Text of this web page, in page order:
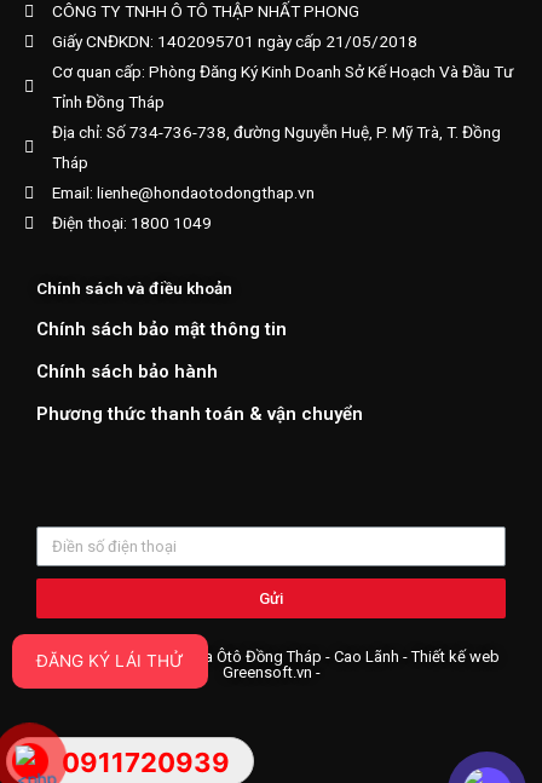
0911720939
CÔNG TY TNHH Ô TÔ THẬP NHẤT PHONG
Giấy CNĐKDN: 1402095701 ngày cấp 21/05/2018
Cơ quan cấp: Phòng Đăng Ký Kinh Doanh Sở Kế Hoạch Và Đầu Tư
Tỉnh Đồng Tháp
Địa chỉ: Số 734-736-738, đường Nguyễn Huệ, P. Mỹ Trà, T. Đồng
Tháp
Email: lienhe@hondaotodongthap.vn
Điện thoại: 1800 1049
Chính sách và điều khoản
Chính sách bảo mật thông tin
Chính sách bảo hành
Phương thức thanh toán & vận chuyển
Gửi
Copyright ©2019 Honda Ôtô Đồng Tháp - Cao Lãnh - Thiết kế web
Greensoft.vn -
ĐĂNG KÝ LÁI THỬ